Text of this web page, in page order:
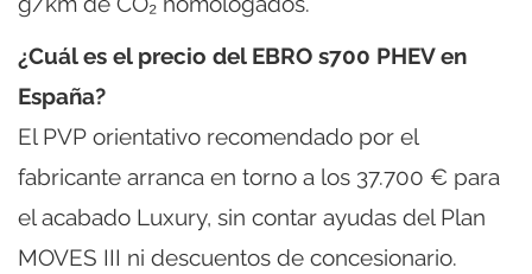
¿Cuál es el precio del EBRO s700 PHEV en
España?
El PVP orientativo recomendado por el
fabricante arranca en torno a los 37.700 € para
el acabado Luxury, sin contar ayudas del Plan
MOVES III ni descuentos de concesionario.